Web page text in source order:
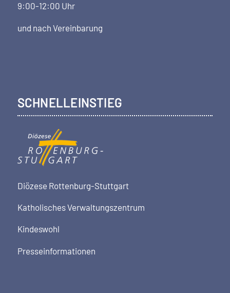
9:00-12:00 Uhr
und nach Vereinbarung
SCHNELLEINSTIEG
Diözese Rottenburg-Stuttgart
Katholisches Verwaltungszentrum
Kindeswohl
Presseinformationen